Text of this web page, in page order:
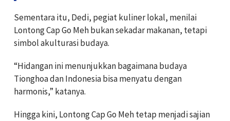
Sementara itu, Dedi, pegiat kuliner lokal, menilai
Lontong Cap Go Meh bukan sekadar makanan, tetapi
simbol akulturasi budaya.
“Hidangan ini menunjukkan bagaimana budaya
Tionghoa dan Indonesia bisa menyatu dengan
harmonis,” katanya.
Hingga kini, Lontong Cap Go Meh tetap menjadi sajian